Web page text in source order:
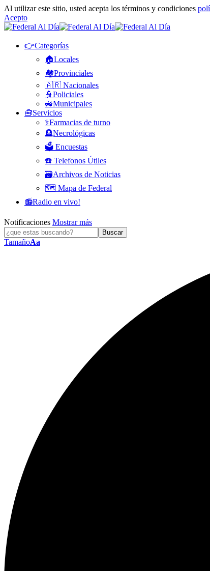
Al utilizar este sitio, usted acepta los términos y condiciones
Acepto
👉Categorías
🏠Locales
🏘️Provinciales
🇦🇷 Nacionales
👮Policiales
🚜Municipales
🧰Servicios
⚕️Farmacias de turno
🪦Necrológicas
🗳️ Encuestas
☎️ Telefonos Útiles
🗃️Archivos de Noticias
🗺️ Mapa de Federal
📻Radio en vivo!
Notificaciones Mostrar más
TamañoAa